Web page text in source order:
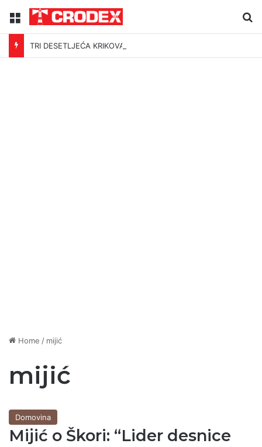
Menu
TRI DESETLJEĆA KRIKOVA OČAJNIKA
Home / mijić
mijić
Domovina
Mijić o Škori: “Lider desnice